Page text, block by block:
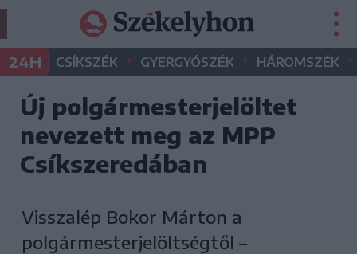
24H CSÍKSZÉK • GYERGYÓSZÉK • HÁROMSZÉK •
Új polgármesterjelöltet
nevezett meg az MPP
Csíkszeredában
Visszalép Bokor Márton a
polgármesterjelöltségtől –